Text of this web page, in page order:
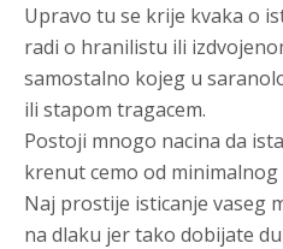
Upravo tu se krije kvaka o
radi o hranilistu ili
samostalno kojeg u
ili stapom tragacem.
Postoji mnogo nacina da
krenut cemo od minimalnog
Naj prostije isticanje vaseg
na dlaku jer tako dobijate